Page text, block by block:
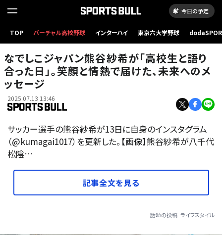
今日の予定
TOP バーチャル高校野球 インターハイ 東京六大学野球
なでしこジャパン熊谷紗希が「高校生と語り
合った日」。笑顔と情熱で届けた、未来へのメ
ッセージ
2025.07.13 13:46
サッカー選手の熊谷紗希が13日に自身のインスタグラム
（@kumagai1017）を更新した。【画像】熊谷紗希が八千代
松陰…
記事全文を見る
話題の投稿 ライフスタイル